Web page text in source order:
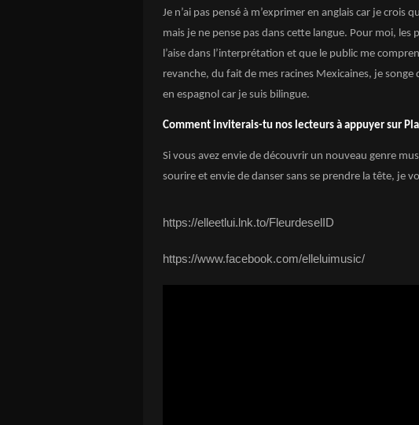
Je n’ai pas pensé à m’exprimer en anglais car je crois
mais je ne pense pas dans cette langue. Pour moi, les
l’aise dans l’interprétation et que le public me
revanche, du fait de mes racines Mexicaines, je songe
en espagnol car je suis bilingue.
Comment inviterais-tu nos lecteurs à appuyer sur
Si vous avez envie de découvrir un nouveau genre
sourire et envie de danser sans se prendre la tête, je
https://elleetlui.lnk.to/FleurdeselID
https://www.facebook.com/elleluimusic/